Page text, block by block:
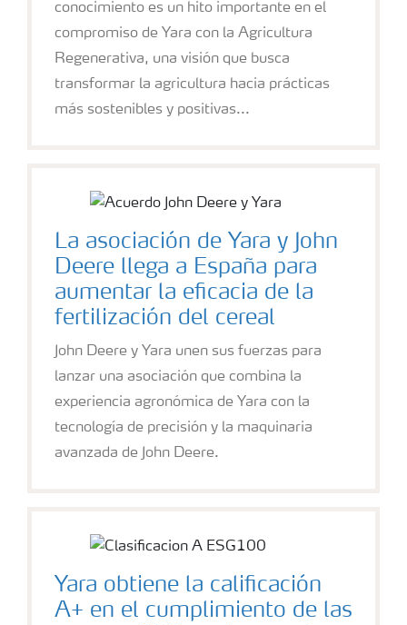
conocimiento es un hito importante en el
compromiso de Yara con la Agricultura
Regenerativa, una visión que busca
transformar la agricultura hacia prácticas
más sostenibles y positivas...
La asociación de Yara y John
Deere llega a España para
aumentar la eficacia de la
fertilización del cereal
John Deere y Yara unen sus fuerzas para
lanzar una asociación que combina la
experiencia agronómica de Yara con la
tecnología de precisión y la maquinaria
avanzada de John Deere.
Yara obtiene la calificación
A+ en el cumplimiento de las